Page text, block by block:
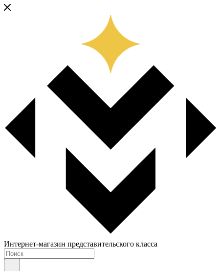
Интернет-магазин представительского класса